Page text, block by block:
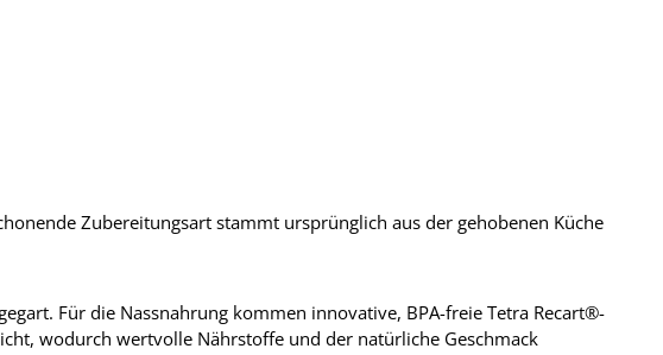
Zubereitungsart stammt ursprünglich aus der gehobenen Küche
Für die Nassnahrung kommen innovative, BPA-freie Tetra Recart®-
wodurch wertvolle Nährstoffe und der natürliche Geschmack